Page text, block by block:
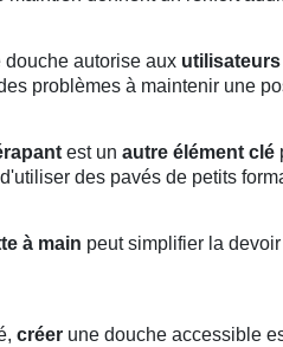
douche autorise aux utilisateurs
problèmes à maintenir une
est un autre élément clé
des pavés de petits
à main peut simplifier la
créer une douche accessible